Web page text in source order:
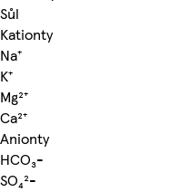
Sůl
Kationty
Na⁺
K⁺
Mg²⁺
Ca²⁺
Anionty
HCO₃-
SO₄²-